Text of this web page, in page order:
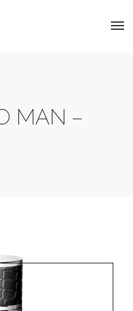
MAN –